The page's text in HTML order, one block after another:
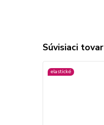
Súvisiaci tovar
elastické